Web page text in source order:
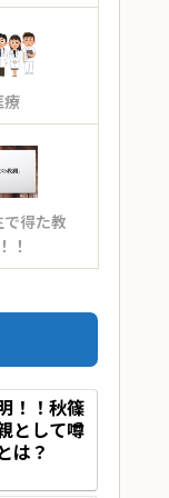
療
得た教
！
！！秋篠
として噂
は？